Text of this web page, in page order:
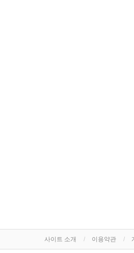
사이트 소개 이용약관